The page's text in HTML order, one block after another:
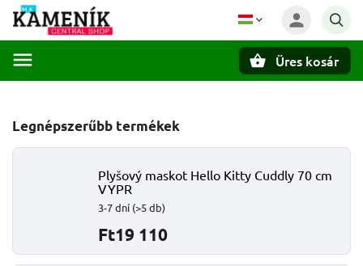
Üres kosár
Legnépszerűbb termékek
Plyšový maskot Hello Kitty Cuddly 70 cm
VYPR
3-7 dní (>5 db)
Ft19 110